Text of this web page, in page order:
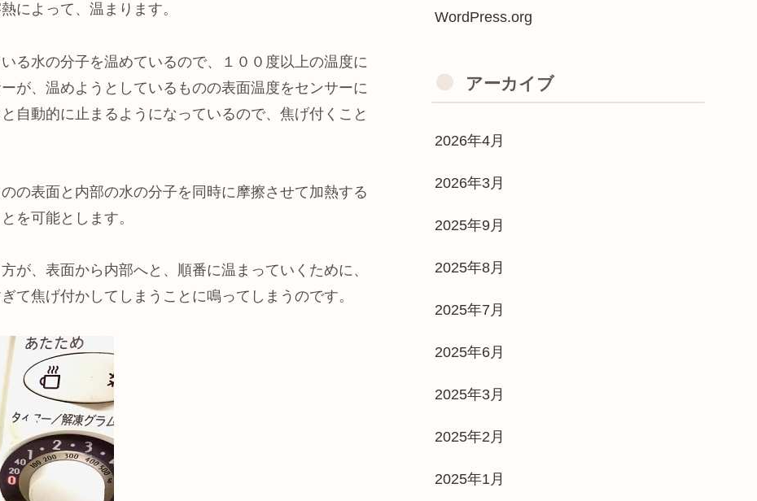
によって、温まります。
る水の分子を温めているので、１００度以上の温度に
が、温めようとしているものの表面温度をセンサーに
自動的に止まるようになっているので、焦げ付くこと
の表面と内部の水の分子を同時に摩擦させて加熱する
を可能とします。
が、表面から内部へと、順番に温まっていくために、
て焦げ付かしてしまうことに鳴ってしまうのです。
WordPress.org
アーカイブ
2026年4月
2026年3月
2025年9月
2025年8月
2025年7月
2025年6月
2025年3月
2025年2月
2025年1月